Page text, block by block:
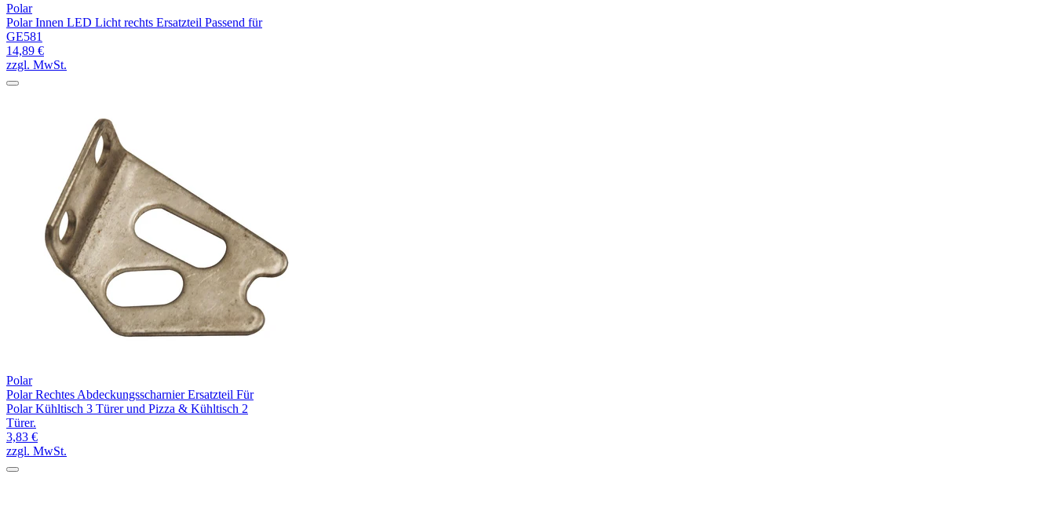
Polar
Polar Innen LED Licht rechts Ersatzteil Passend für
GE581
14,89 €
zzgl. MwSt.
Polar
Polar Rechtes Abdeckungsscharnier Ersatzteil Für
Polar Kühltisch 3 Türer und Pizza & Kühltisch 2
Türer.
3,83 €
zzgl. MwSt.